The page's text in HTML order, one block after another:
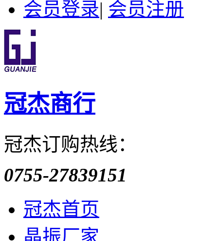
会员登录| 会员注册
冠杰商行
冠杰订购热线：
0755-27839151
冠杰首页
晶振厂家